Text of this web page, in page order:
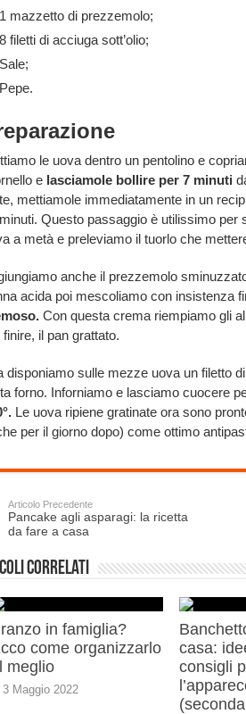
1 mazzetto di prezzemolo;
8 filetti di acciuga sott’olio;
Sale;
Pepe.
le uova dentro un pentolino e
e lasciamole bollire per 7 minuti
mettiamole immediatamente in un
Questo passaggio è utilissimo per
a metà e preleviamo il tuorlo che
anche il prezzemolo
acida poi mescoliamo con insistenza
Con questa crema riempiamo gli
finire, il pan grattato.
disponiamo sulle mezze uova un filetto
forno. Inforniamo e lasciamo cuocere
Le uova ripiene gratinate ora sono
per il giorno dopo) come ottimo
Articolo Precedente
Pancake agli asparagi: la ricetta
da fare a casa
correlati
in famiglia?
come organizzarlo
meglio
3 Maggio 2022
casa:
consigli